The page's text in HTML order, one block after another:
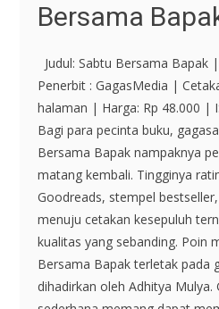
Bersama
Judul: Sabtu Bersama Bapak
Penerbit : GagasMedia |
halaman | Harga: Rp 48.000 |
Bagi para pecinta buku,
Bersama Bapak nampaknya
matang kembali. Tingginya
Goodreads, stempel
menuju cetakan kesepuluh
kualitas yang sebanding. Poin
Bersama Bapak terletak pada
dihadirkan oleh Adhitya Mulya.